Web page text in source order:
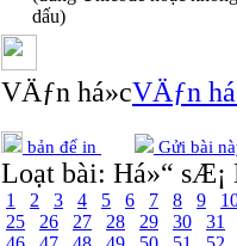
dấu)
VÄƒn há»cVÄƒn
bản để in Gửi bài
Loạt bài: Há»“ sÆ¡
1 2 3 4 5 6 7 8 9
25
26 27 28 29 30
31